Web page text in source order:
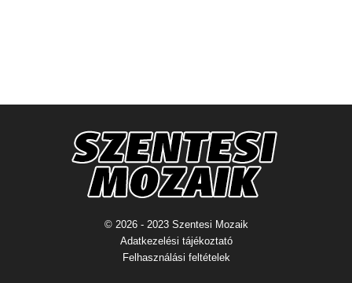
© 2026 - 2023 Szentesi Mozaik
Adatkezelési tájékoztató
Felhasználási feltételek